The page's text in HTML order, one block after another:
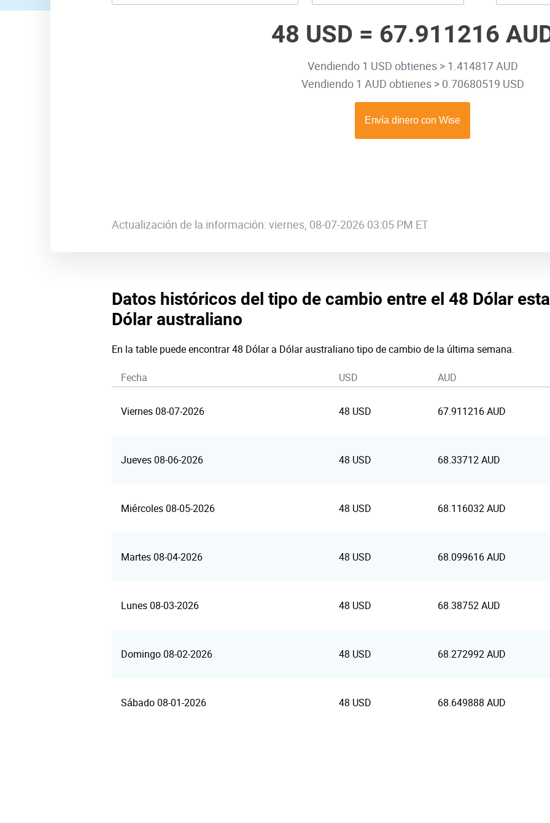
48 USD = 67.911216
Vendiendo 1 USD obtienes > 1.414817 AUD
Vendiendo 1 AUD obtienes > 0.70680519 USD
Actualización de la información: viernes, 08-07-2026 03:05 PM ET
Datos históricos del tipo de cambio entre el 48 Dólar
Dólar australiano
En la table puede encontrar 48 Dólar a Dólar australiano tipo de cambio de la última semana.
Fecha USD AUD
Viernes 08-07-2026 48 USD 67.911216 AUD
Jueves 08-06-2026 48 USD 68.33712 AUD
Miércoles 08-05-2026 48 USD 68.116032 AUD
Martes 08-04-2026 48 USD 68.099616 AUD
Lunes 08-03-2026 48 USD 68.38752 AUD
Domingo 08-02-2026 48 USD 68.272992 AUD
Sábado 08-01-2026 48 USD 68.649888 AUD